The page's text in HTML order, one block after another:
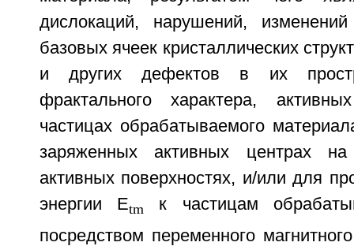
дислокаций, нарушений, изменений
базовых ячеек кристаллических
и других дефектов в их
фрактального характера,
частицах обрабатываемого
заряженных активных центрах
активных поверхностях, и/или для
энергии Etm к частицам
посредством переменного